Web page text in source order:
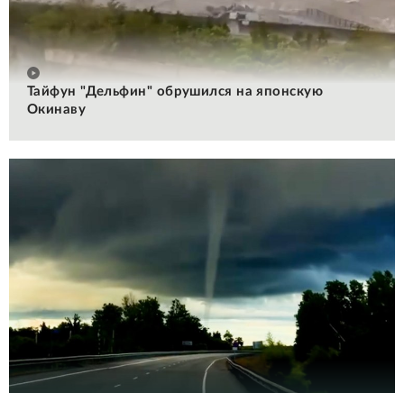
Тайфун "Дельфин" обрушился на японскую
Окинаву